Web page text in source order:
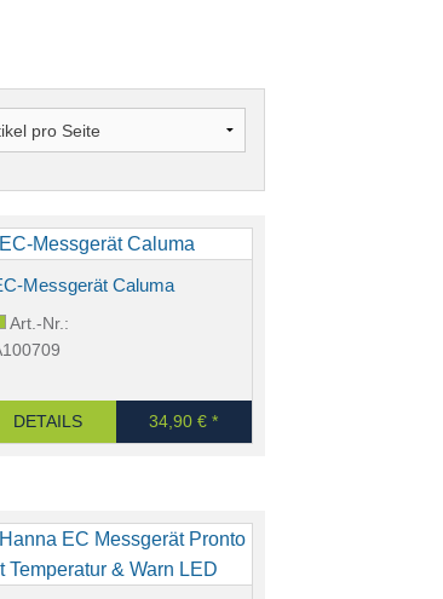
Messgerät Caluma
Art.-Nr.:
DETAILS 34,90 € *